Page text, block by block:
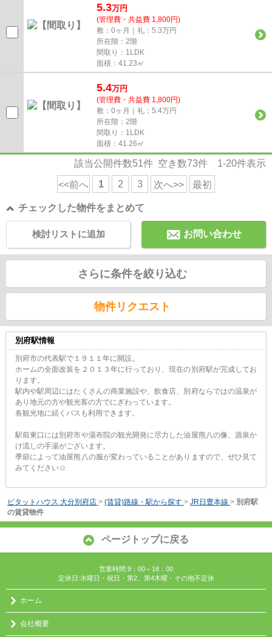
5.3万円
(管理費・共益費 1,800円)
敷：0ヶ月｜礼：5.3万円
所在階：2階
間取り：1LDK
面積：41.23㎡
5.4万円
(管理費・共益費 1,800円)
敷：0ヶ月｜礼：5.4万円
所在階：2階
間取り：1LDK
面積：41.26㎡
該当公開件数51件 空き数73件 1-20件表示
<<前へ 1 2 3 次へ>> 最初
チェックした物件をまとめて
お問い合わせ
検討リストに追加
さらに条件を絞り込む
物件リクエスト
別府駅情報
別府市の代表駅で１９１１年に開設。
ホームの全面改装を２０１３年に行っており、現在の別府駅が完成してお
ります。
駅内や駅周辺にはたくさんの商業施設や、飲食店、別府ならではの温泉が
あり地元の方や観光客の方でにぎわっています。
各観光地に続くバスも利用できます。
駅前東口には別府市や湯布院の観光開発に尽力した油屋熊八の像、源泉か
け流しの手湯がございます。
季節によって油屋熊八の服が変わっていることがありますので、ぜひ見て
みてください☆
ピタットハウス 大分別府店 > (賃貸)路線・駅から探す > JR日豊本線 > 別府駅
の賃貸物件
ページトップに戻る
営業時間:9：00～18：00
定休日:水曜日・祝日・第2、第4木曜・その他不定休
ホーム
会社概要